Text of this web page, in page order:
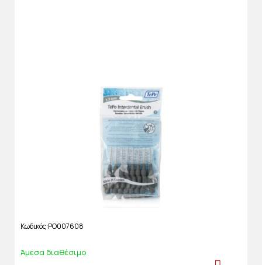
Κωδικός PO007608
Άμεσα διαθέσιμο